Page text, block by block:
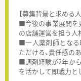
【募集背景と求める
■今後の事業展開を
の店舗運営を担う人
■一人薬剤師となる
ただける、責任感の
■調剤経験が2年か
を活かして即戦力と